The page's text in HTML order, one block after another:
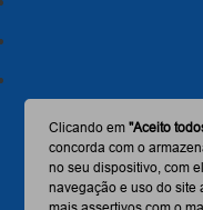
Clicando em"Aceito
concorda com o
no seu dispositivo, com
navegação e uso do site